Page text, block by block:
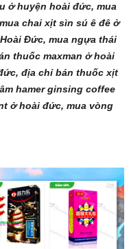
ở huyện hoài đức, mua
chai xịt sìn sú ê đê ở
Đức, mua ngựa thái
thuốc maxman ở hoài
địa chỉ bán thuốc xịt
hamer ginsing coffee
ở hoài đức, mua vòng